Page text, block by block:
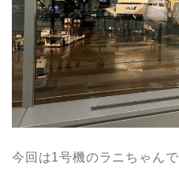
今回は1号機のラニちゃん